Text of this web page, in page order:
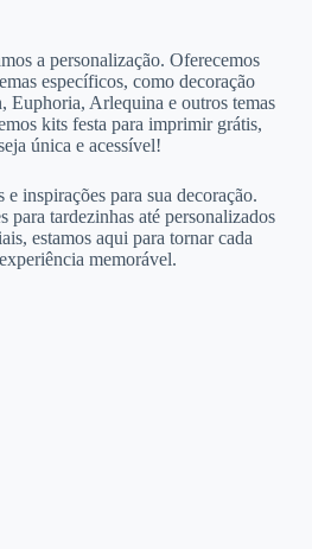
a personalização. Oferecemos
específicos, como decoração
Euphoria, Arlequina e outros temas
kits festa para imprimir grátis,
única e acessível!
inspirações para sua decoração.
para tardezinhas até personalizados
estamos aqui para tornar cada
memorável.